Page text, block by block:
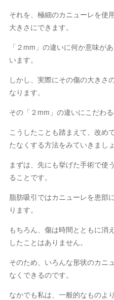
それを、極細のカニューレを使
大きさにできます。
「２mm」の違いに何か意味が
います。
しかし、実際にその傷の大きさ
なります。
その「２mm」の違いにこだわ
こうしたことも踏まえて、改め
たなくする方法をみていきましょ
まずは、先にも挙げた手術で使
ることです。
脂肪吸引ではカニューレを患部
ります。
もちろん、傷は時間とともに消
したことはありません。
そのため、いろんな形状のカニ
なくできるのです。
なかでも私は、一般的なものよ